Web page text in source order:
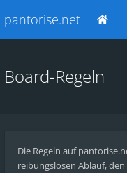
pantorise.net
Board-Regeln
Die Regeln auf
reibungslosen Ablauf,